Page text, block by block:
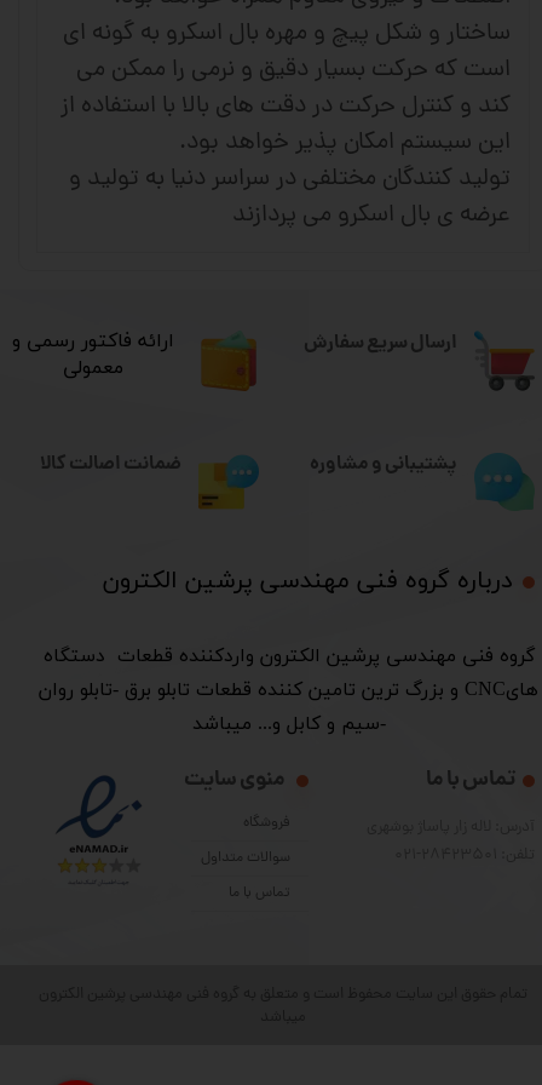
ساختار و شکل پیچ و مهره بال اسکرو به گونه ای
است که حرکت بسیار دقیق و نرمی را ممکن می
کند و کنترل حرکت در دقت های بالا با استفاده از
این سیستم امکان پذیر خواهد بود.
تولید کنندگان مختلفی در سراسر دنیا به تولید و
عرضه ی بال اسکرو می پردازند
ارسال سریع سفارش
درباره گروه فنی مهندسی پرشین الکترون​​​​​​​
​گروه فنی مهندسی پرشین الکترون واردکننده قطعات دستگاه
هایCNC و بزرگ ترین تامین کننده قطعات تابلو برق -تابلو روان
-سیم و کابل و... میباشد
منوی سایت
فروشگاه
سوالات متداول
تماس با ما
تماس با ما
​ارائه فاکتور رسمی و
معمولی
پشتیبانی و مشاوره ضمانت اصالت کالا